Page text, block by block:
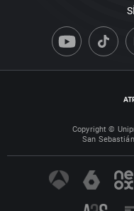
Copyright ©
San